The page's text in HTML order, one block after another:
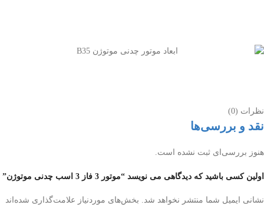
نظرات (0)
نقد و بررسی‌ها
هنوز بررسی‌ای ثبت نشده است.
اولین کسی باشید که دیدگاهی می نویسد “موتور 3 فاز 3 اسب چدنی موتوژن”
نشانی ایمیل شما منتشر نخواهد شد. بخش‌های موردنیاز علامت‌گذاری شده‌اند